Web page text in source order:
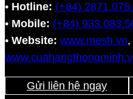
• Hotline: (+84)
• Mobile: (+84)
• Website: www.mesh.vn,
Gửi liên hệ ngay